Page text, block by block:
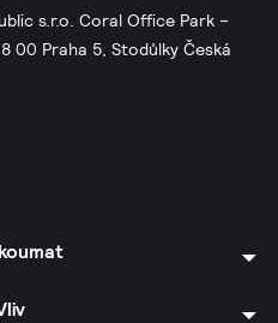
s.r.o. Coral Office Park –
00 Praha 5, Stodůlky Česká